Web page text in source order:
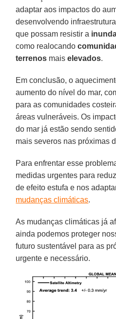
adaptar aos impactos do
desenvolvendo
que possam resistir a
como realocando
terrenos maiselevados.
Em conclusão, o
aumento do nível do mar,
para as comunidades
áreas vulneráveis. Os
do mar já estão sendo
mais severos nas próximas
Para enfrentar esse
medidas urgentes para
de efeito estufa e nos
mudanças climáticas.
As mudanças climáticas já
ainda podemos proteger
futuro sustentável para as
urgente e necessário.